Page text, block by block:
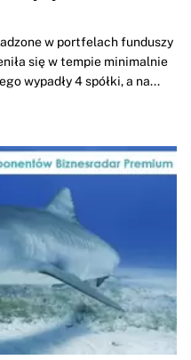
w portfelach funduszy
się w tempie minimalnie
wypadły 4 spółki, a na...